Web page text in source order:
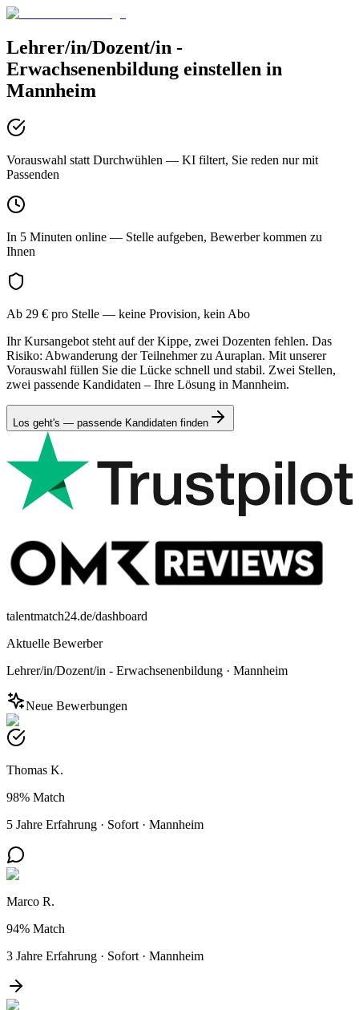
Lehrer/in/Dozent/in -
Erwachsenenbildung einstellen in
Mannheim
Vorauswahl statt Durchwühlen — KI filtert, Sie reden nur mit
Passenden
In 5 Minuten online — Stelle aufgeben, Bewerber kommen zu
Ihnen
Ab 29 € pro Stelle — keine Provision, kein Abo
Ihr Kursangebot steht auf der Kippe, zwei Dozenten fehlen. Das
Risiko: Abwanderung der Teilnehmer zu Auraplan. Mit unserer
Vorauswahl füllen Sie die Lücke schnell und stabil. Zwei Stellen,
zwei passende Kandidaten – Ihre Lösung in Mannheim.
Los geht's — passende Kandidaten finden
talentmatch24.de/dashboard
Aktuelle Bewerber
Lehrer/in/Dozent/in - Erwachsenenbildung · Mannheim
Neue Bewerbungen
Thomas K.
98% Match
5 Jahre Erfahrung · Sofort · Mannheim
Marco R.
94% Match
3 Jahre Erfahrung · Sofort · Mannheim